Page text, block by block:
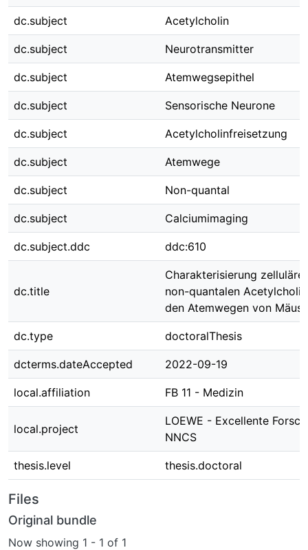
dc.subject Acetylcholin
dc.subject Neurotransmitter
dc.subject Atemwegsepithel
dc.subject Sensorische Neurone
dc.subject Acetylcholinfreisetzung
dc.subject Atemwege
dc.subject Non-quantal
dc.subject Calciumimaging
dc.subject.ddc ddc:610
dc.title
Charakterisierung
non-quantalen
den Atemwegen von
dc.type doctoralThesis
dcterms.dateAccepted 2022-09-19
local.affiliation FB 11 - Medizin
local.project
LOEWE - Excellente
NNCS
thesis.level thesis.doctoral
Files
Original bundle
Now showing 1 - 1 of 1